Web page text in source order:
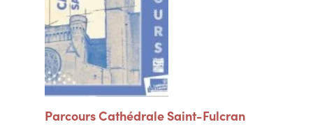
Parcours Cathédrale Saint-Fulcran